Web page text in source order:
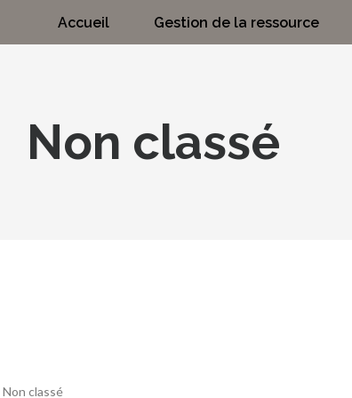
Accueil Gestion de la ressource
Non classé
Non classé